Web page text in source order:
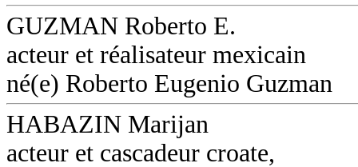
GUZMAN Roberto E.
acteur et réalisateur mexicain
né(e) Roberto Eugenio Guzman
HABAZIN Marijan
acteur et cascadeur croate,